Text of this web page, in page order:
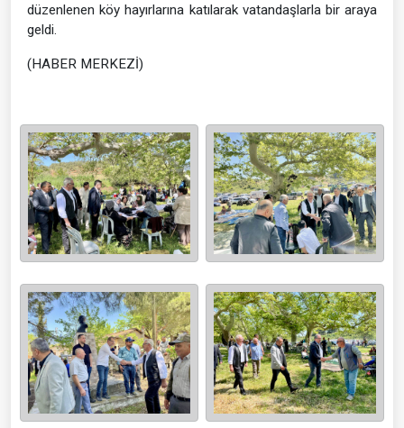
düzenlenen köy hayırlarına katılarak vatandaşlarla bir araya
geldi.
(HABER MERKEZİ)